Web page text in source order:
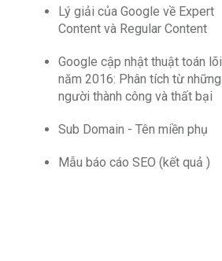
Lý giải của Google về Expert
Content và Regular Content
Google cập nhật thuật toán lõi
năm 2016: Phân tích từ những
người thành công và thất bại
Sub Domain - Tên miền phụ
Mẫu báo cáo SEO (kết quả )